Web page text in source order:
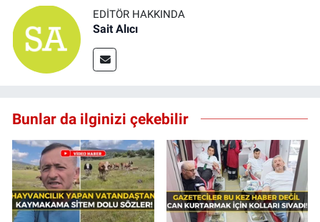
EDITÖR HAKKINDA
Sait Alıcı
Bunlar da ilginizi çekebilir